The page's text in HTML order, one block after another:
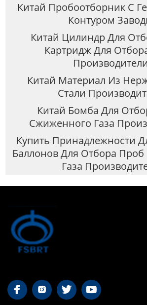
Китай Пробоотборник С
Контуром
Китай Цилиндр Для
Картридж Для
Производители
Китай Материал Из
Стали
Китай Бомба Для
Сжиженного Газа
Купить Принадлежности
Баллонов Для Отбора
Газа
   